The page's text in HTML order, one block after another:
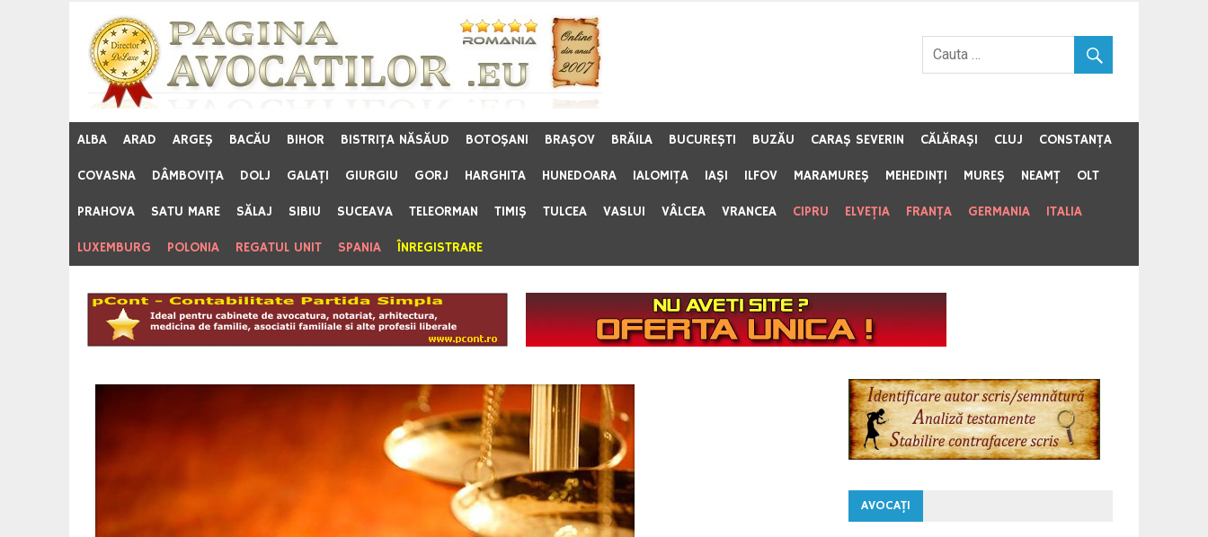
content
ALBA ARAD ARGEŞ BACĂU BIHOR BISTRIŢA NĂSĂUD BOTOŞANI BRAŞOV BRĂILA BUCUREŞTI BUZĂU CARAŞ SEVERIN CĂLĂRAŞI CLUJ CONSTANŢA
COVASNA DÂMBOVIŢA DOLJ GALAŢI GIURGIU GORJ HARGHITA HUNEDOARA IALOMIŢA IAŞI ILFOV MARAMUREŞ MEHEDINŢI MUREŞ NEAMŢ OLT
PRAHOVA SATU MARE SĂLAJ SIBIU SUCEAVA TELEORMAN TIMIŞ TULCEA VASLUI VÂLCEA VRANCEA CIPRU ELVEŢIA FRANŢA GERMANIA ITALIA
LUXEMBURG POLONIA REGATUL UNIT SPANIA ÎNREGISTRARE
AVOCAŢI